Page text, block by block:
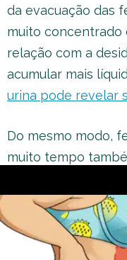
da evacuação das
muito concentrado
relação com a
acumular mais
urina pode revelar
Do mesmo modo,
muito tempo
Questão
Uma mulher com